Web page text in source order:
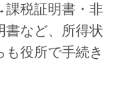
課税証明書・非
書など、所得状
役所で手続き